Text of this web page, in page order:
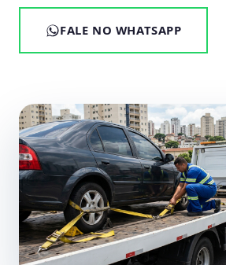
FALE NO WHATSAPP